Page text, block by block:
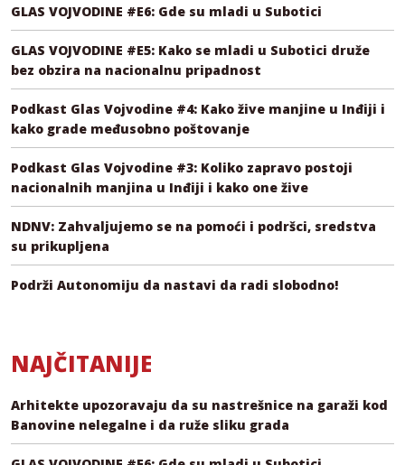
GLAS VOJVODINE #E6: Gde su mladi u Subotici
GLAS VOJVODINE #E5: Kako se mladi u Subotici druže
bez obzira na nacionalnu pripadnost
Podkast Glas Vojvodine #4: Kako žive manjine u Inđiji i
kako grade međusobno poštovanje
Podkast Glas Vojvodine #3: Koliko zapravo postoji
nacionalnih manjina u Inđiji i kako one žive
NDNV: Zahvaljujemo se na pomoći i podršci, sredstva
su prikupljena
Podrži Autonomiju da nastavi da radi slobodno!
NAJČITANIJE
Arhitekte upozoravaju da su nastrešnice na garaži kod
Banovine nelegalne i da ruže sliku grada